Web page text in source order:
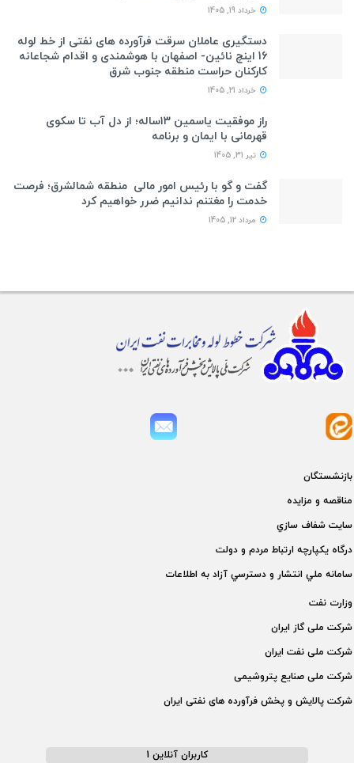
خرداد 19, 1405
دستگیری عاملان سرقت فرآورده های نفتی از خط لوله
16 اینچ نائین- اصفهان با هوشمندی و اقدام شجاعانه
کارکنان حراست منطقه جنوب شرق
خرداد 21, 1405
راز موفقیت یاسمین ۱۳ساله؛ از دل آب تا سکوی
قهرمانی با ایمان و برنامه
تیر 31, 1405
گفت و گو با رئیس امور مالی منطقه شمالشرق؛ فرصت
خدمت را مغتنم ندانیم ضرر خواهیم کرد
مرداد 12, 1405
بازنشستگان
مناقصه و مزايده
سايت شفاف سازي
درگاه يكپارچه ارتباط مردم و دولت
سامانه ملي انتشار و دسترسي آزاد به اطلاعات
وزارت نفت
شركت ملی گاز ايران
شركت ملی نفت ايران
شركت ملی صنايع پتروشيمی
شركت پالايش و پخش فرآورده های نفتی ايران
کاربران آنلاین 1